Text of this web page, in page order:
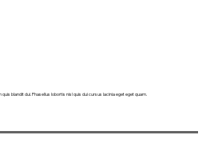
blandit dui. Phasellus lobortis nisl quis dui cursus lacinia eget eget quam.